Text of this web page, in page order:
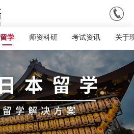

留学 师资科研 考试资讯 关于